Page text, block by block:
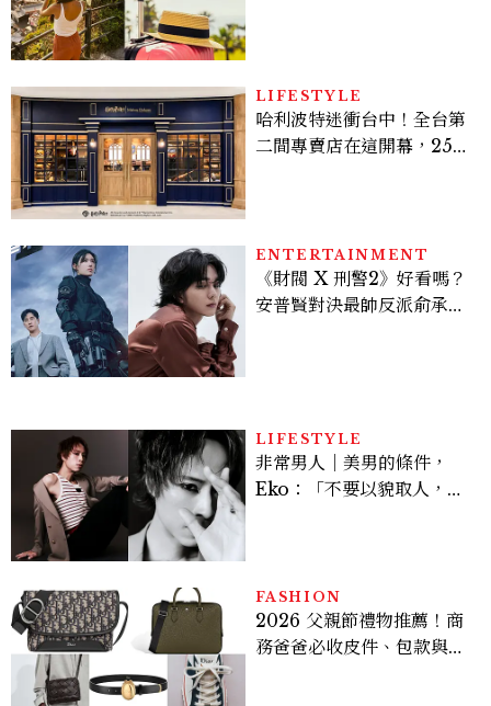
LIFESTYLE
哈利波特迷衝台中！全台第
二間專賣店在這開幕，25週
ENTERTAINMENT
《財閥 X 刑警2》好看嗎？
安普賢對決最帥反派俞承
LIFESTYLE
非常男人｜美男的條件，
Eko：「不要以貌取人，內
FASHION
2026 父親節禮物推薦！商
務爸爸必收皮件、包款與鞋